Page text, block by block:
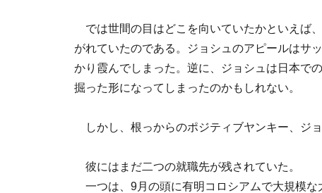
では世間の目はどこを向いていたかといえば
がれていたのである。ジョシュのアピールはサ
かり霞んでしまった。逆に、ジョシュは日本で
掘った形になってしまったのかもしれない。
しかし、根っからのポジティブヤンキー、ジ
彼にはまだ二つの就職先が残されていた。
一つは、9月の頭に有明コロシアムで大規模